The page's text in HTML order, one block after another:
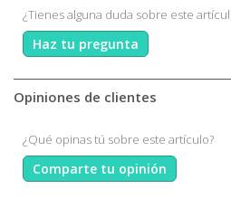
¿Tienes alguna duda sobre este
Haz tu pregunta
Opiniones de clientes
¿Qué opinas tú sobre este artículo?
Comparte tu opinión